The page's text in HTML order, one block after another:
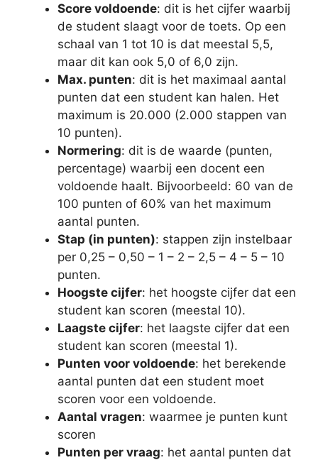
Score voldoende: dit is het cijfer waarbij
de student slaagt voor de toets. Op een
schaal van 1 tot 10 is dat meestal 5,5,
maar dit kan ook 5,0 of 6,0 zijn.
Max. punten: dit is het maximaal aantal
punten dat een student kan halen. Het
maximum is 20.000 (2.000 stappen van
10 punten).
Normering: dit is de waarde (punten,
percentage) waarbij een docent een
voldoende haalt. Bijvoorbeeld: 60 van de
100 punten of 60% van het maximum
aantal punten.
Stap (in punten): stappen zijn instelbaar
per 0,25 – 0,50 – 1 – 2 – 2,5 – 4 – 5 – 10
punten.
Hoogste cijfer: het hoogste cijfer dat een
student kan scoren (meestal 10).
Laagste cijfer: het laagste cijfer dat een
student kan scoren (meestal 1).
Punten voor voldoende: het berekende
aantal punten dat een student moet
scoren voor een voldoende.
Aantal vragen: waarmee je punten kunt
scoren
Punten per vraag: het aantal punten dat